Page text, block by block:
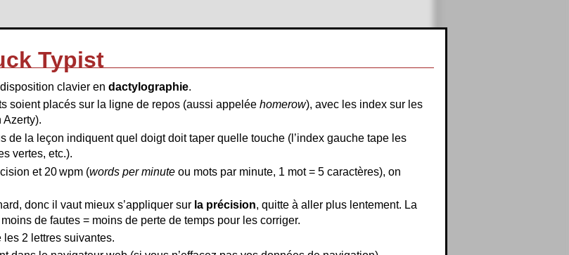
MFL - J Q Z 🦆
ene rte n er e r t
et nne tee ere en trent re ere ner
Typist
clavier en dactylographie.
soient placés sur la ligne de repos (aussi appelée homerow), avec les index sur les
Azerty).
de la leçon indiquent quel doigt doit taper quelle touche (l’index gauche tape les
vertes, etc.).
et 20 wpm (words per minute ou mots par minute, 1 mot = 5 caractères), on
donc il vaut mieux s’appliquer sur la précision, quitte à aller plus lentement. La
de fautes = moins de perte de temps pour les corriger.
2 lettres suivantes.